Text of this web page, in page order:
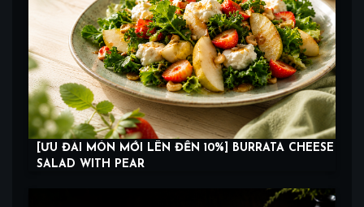
[ƯU ĐÃI MÓN MỚI LÊN ĐẾN 10%] BURRATA CHEESE
SALAD WITH PEAR